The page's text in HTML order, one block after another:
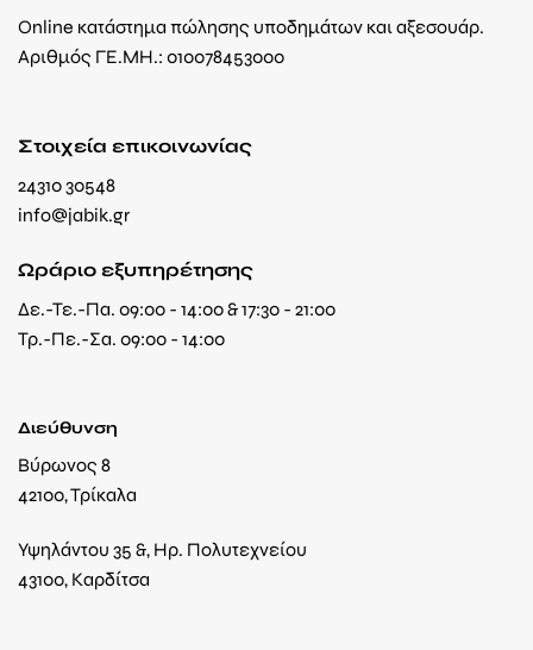
Online κατάστημα πώλησης υποδημάτων και αξεσουάρ.
Αριθμός ΓΕ.ΜΗ.: 010078453000
Στοιχεία επικοινωνίας
24310 30548
info@jabik.gr
Ωράριο εξυπηρέτησης
Δε.-Τε.-Πα. 09:00 - 14:00 & 17:30 - 21:00
Τρ.-Πε.-Σα. 09:00 - 14:00
Διεύθυνση
Βύρωνος 8
42100, Τρίκαλα
Υψηλάντου 35 &, Ηρ. Πολυτεχνείου
43100, Καρδίτσα